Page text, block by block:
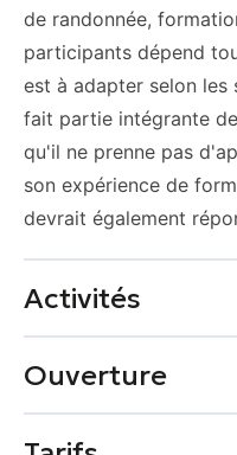
de randonnée,
participants dépend
est à adapter selon les
fait partie intégrante
qu'il ne prenne pas
son expérience de
devrait également
Activités
Ouverture
Du 01